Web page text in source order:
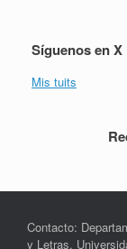
Síguenos en X
Mis tuits
Contacto:
y Letras,